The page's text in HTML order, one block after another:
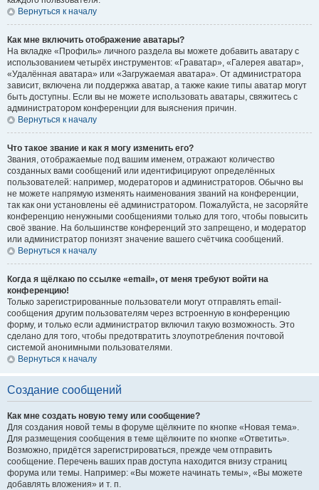
Вернуться к началу
Как мне включить отображение аватары?
На вкладке «Профиль» личного раздела вы можете добавить аватару с
использованием четырёх инструментов: «Граватар», «Галерея аватар»,
«Удалённая аватара» или «Загружаемая аватара». От администратора
зависит, включена ли поддержка аватар, а также какие типы аватар могут
быть доступны. Если вы не можете использовать аватары, свяжитесь с
администратором конференции для выяснения причин.
Вернуться к началу
Что такое звание и как я могу изменить его?
Звания, отображаемые под вашим именем, отражают количество
созданных вами сообщений или идентифицируют определённых
пользователей: например, модераторов и администраторов. Обычно вы
не можете напрямую изменять наименования званий на конференции,
так как они установлены её администратором. Пожалуйста, не засоряйте
конференцию ненужными сообщениями только для того, чтобы повысить
своё звание. На большинстве конференций это запрещено, и модератор
или администратор понизят значение вашего счётчика сообщений.
Вернуться к началу
Когда я щёлкаю по ссылке «email», от меня требуют войти на
конференцию!
Только зарегистрированные пользователи могут отправлять email-
сообщения другим пользователям через встроенную в конференцию
форму, и только если администратор включил такую возможность. Это
сделано для того, чтобы предотвратить злоупотребления почтовой
системой анонимными пользователями.
Вернуться к началу
Создание сообщений
Как мне создать новую тему или сообщение?
Для создания новой темы в форуме щёлкните по кнопке «Новая тема».
Для размещения сообщения в теме щёлкните по кнопке «Ответить».
Возможно, придётся зарегистрироваться, прежде чем отправить
сообщение. Перечень ваших прав доступа находится внизу страниц
форума или темы. Например: «Вы можете начинать темы», «Вы можете
добавлять вложения» и т. п.